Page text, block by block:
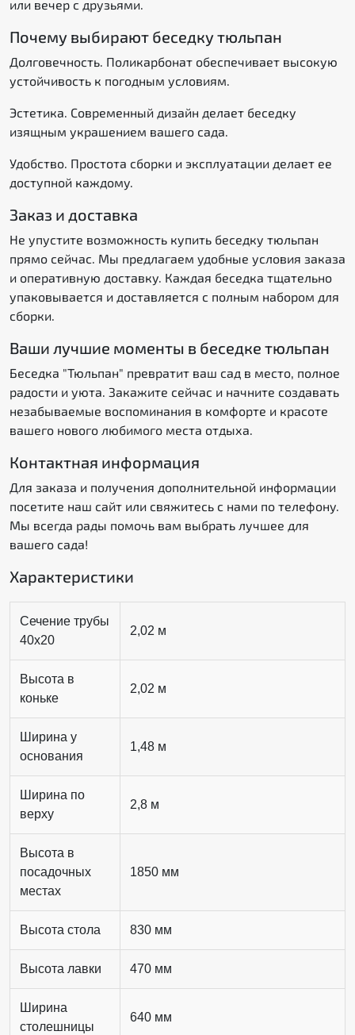
или вечер с друзьями.
Почему выбирают беседку тюльпан
Долговечность. Поликарбонат обеспечивает высокую
устойчивость к погодным условиям.
Эстетика. Современный дизайн делает беседку
изящным украшением вашего сада.
Удобство. Простота сборки и эксплуатации делает ее
доступной каждому.
Заказ и доставка
Не упустите возможность купить беседку тюльпан
прямо сейчас. Мы предлагаем удобные условия заказа
и оперативную доставку. Каждая беседка тщательно
упаковывается и доставляется с полным набором для
сборки.
Ваши лучшие моменты в беседке тюльпан
Беседка "Тюльпан" превратит ваш сад в место, полное
радости и уюта. Закажите сейчас и начните создавать
незабываемые воспоминания в комфорте и красоте
вашего нового любимого места отдыха.
Контактная информация
Для заказа и получения дополнительной информации
посетите наш сайт или свяжитесь с нами по телефону.
Мы всегда рады помочь вам выбрать лучшее для
вашего сада!
Характеристики
Сечение трубы
40х20
2,02 м
Высота в
коньке
2,02 м
Ширина у
основания
1,48 м
Ширина по
верху
2,8 м
Высота в
посадочных
местах
1850 мм
Высота стола 830 мм
Высота лавки 470 мм
Ширина
столешницы
640 мм